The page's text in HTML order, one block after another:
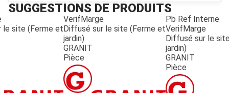
SUGGESTIONS DE PRODUITS
le site (Ferme et
VerifMarge
Diffusé sur le site (Ferme et
jardin)
GRANIT
Pièce
Pb Ref Interne
VerifMarge
Diffusé sur le
jardin)
GRANIT
Pièce